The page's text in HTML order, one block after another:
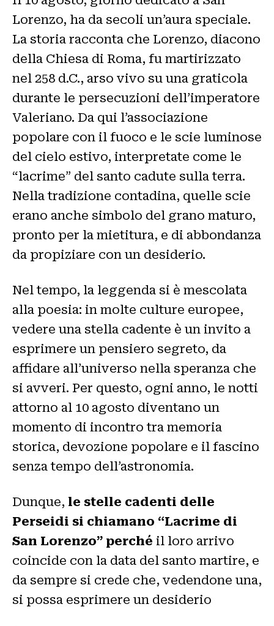
Lorenzo, ha da secoli un’aura speciale.
La storia racconta che Lorenzo, diacono
della Chiesa di Roma, fu martirizzato
nel 258 d.C., arso vivo su una graticola
durante le persecuzioni dell’imperatore
Valeriano. Da qui l’associazione
popolare con il fuoco e le scie luminose
del cielo estivo, interpretate come le
“lacrime” del santo cadute sulla terra.
Nella tradizione contadina, quelle scie
erano anche simbolo del grano maturo,
pronto per la mietitura, e di abbondanza
da propiziare con un desiderio.
Nel tempo, la leggenda si è mescolata
alla poesia: in molte culture europee,
vedere una stella cadente è un invito a
esprimere un pensiero segreto, da
affidare all’universo nella speranza che
si avveri. Per questo, ogni anno, le notti
attorno al 10 agosto diventano un
momento di incontro tra memoria
storica, devozione popolare e il fascino
senza tempo dell’astronomia.
Dunque, le stelle cadenti delle
Perseidi si chiamano “Lacrime di
San Lorenzo” perché il loro arrivo
coincide con la data del santo martire, e
da sempre si crede che, vedendone una,
si possa esprimere un desiderio